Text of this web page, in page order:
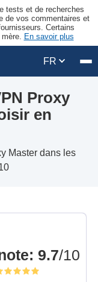
tests et de recherches
de vos commentaires et
Certains
En savoir plus
FR
Proxy
en
Master dans les
: 9.7/10